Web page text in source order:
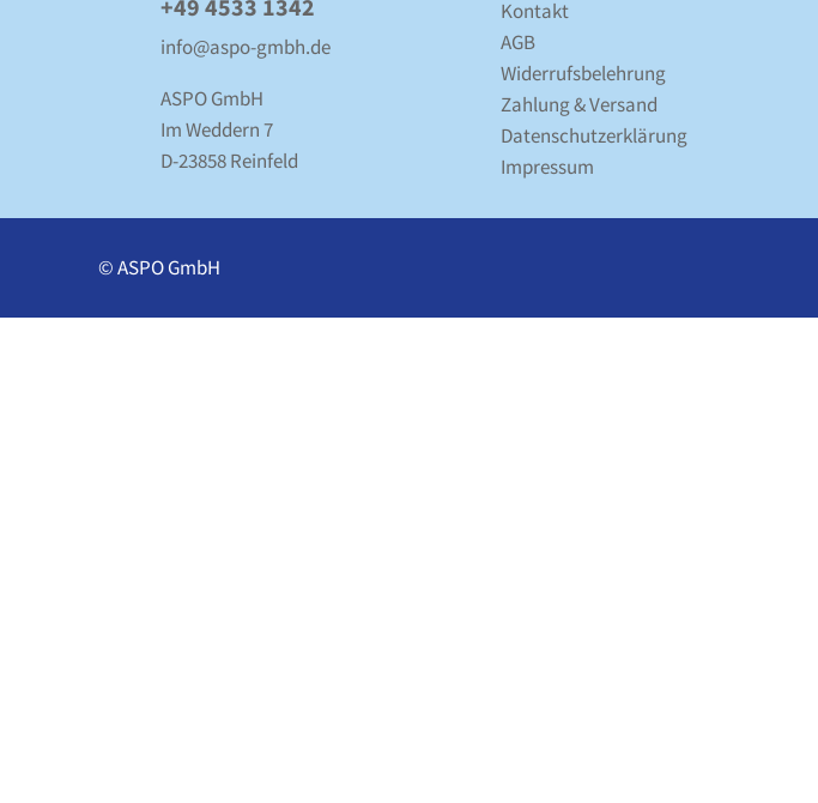
+49 4533 1342
info@aspo-gmbh.de
ASPO GmbH
Im Weddern 7
D-23858 Reinfeld
Kontakt
AGB
Widerrufsbelehrung
Zahlung & Versand
Datenschutz­erklärung
Impressum
© ASPO GmbH